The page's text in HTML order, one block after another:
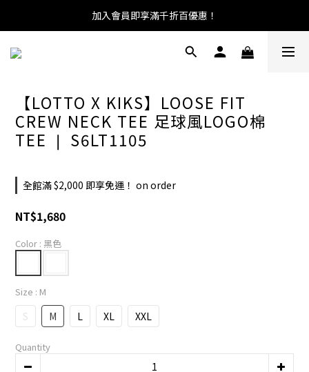
加入會員即享滿千折百優惠！
【LOTTO X KIKS】LOOSE FIT
CREW NECK TEE 足球風LOGO棉
TEE ❘ S6LT1105
全館滿 $2,000 即享免運！ on order
NT$1,680
Color : 黑色
Size : M
S M L XL XXL
Quantity